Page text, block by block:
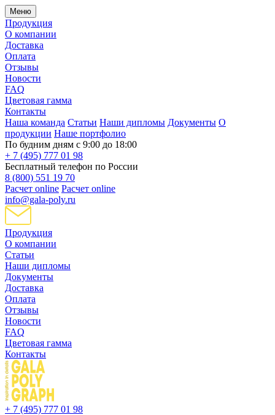
Меню
Продукция
О компании
Доставка
Оплата
Отзывы
Новости
FAQ
Цветовая гамма
Контакты
Наша команда Статьи Наши дипломы Документы О
продукции Наше портфолио
По будним дням с 9:00 до 18:00
+ 7 (495) 777 01 98
Бесплатный телефон по России
8 (800) 551 19 70
Расчет online Расчет online
info@gala-poly.ru
Продукция
О компании
Статьи
Наши дипломы
Документы
Доставка
Оплата
Отзывы
Новости
FAQ
Цветовая гамма
Контакты
+ 7 (495) 777 01 98